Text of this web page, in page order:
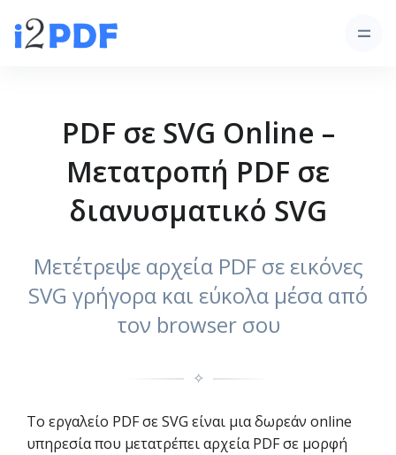
PDF σε SVG Online –
Μετατροπή PDF σε
διανυσματικό SVG
Μετέτρεψε αρχεία PDF σε εικόνες
SVG γρήγορα και εύκολα μέσα από
τον browser σου
✧
Το εργαλείο PDF σε SVG είναι μια δωρεάν online
υπηρεσία που μετατρέπει αρχεία PDF σε μορφή